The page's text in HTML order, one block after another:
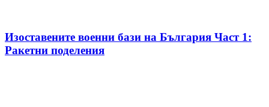
Изоставените военни бази на България Част 1:
Ракетни поделения